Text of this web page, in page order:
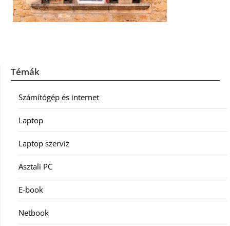
Témák
Számítógép és internet
Laptop
Laptop szerviz
Asztali PC
E-book
Netbook